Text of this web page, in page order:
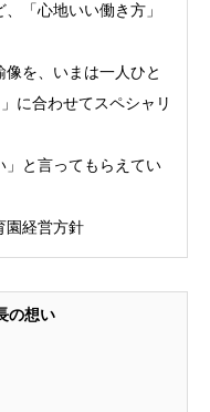
「心地いい働き方」
を、いまは一人ひと
に合わせてスペシャリ
」と言ってもらえてい
園経営方針
の想い